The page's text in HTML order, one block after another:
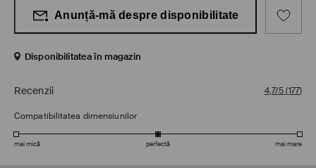
Anunță-mă despre disponibilitate
Disponibilitatea în magazin
Recenzii 4,7/5(177)
Compatibilitatea dimensiunilor
mai mică perfectă mai mare